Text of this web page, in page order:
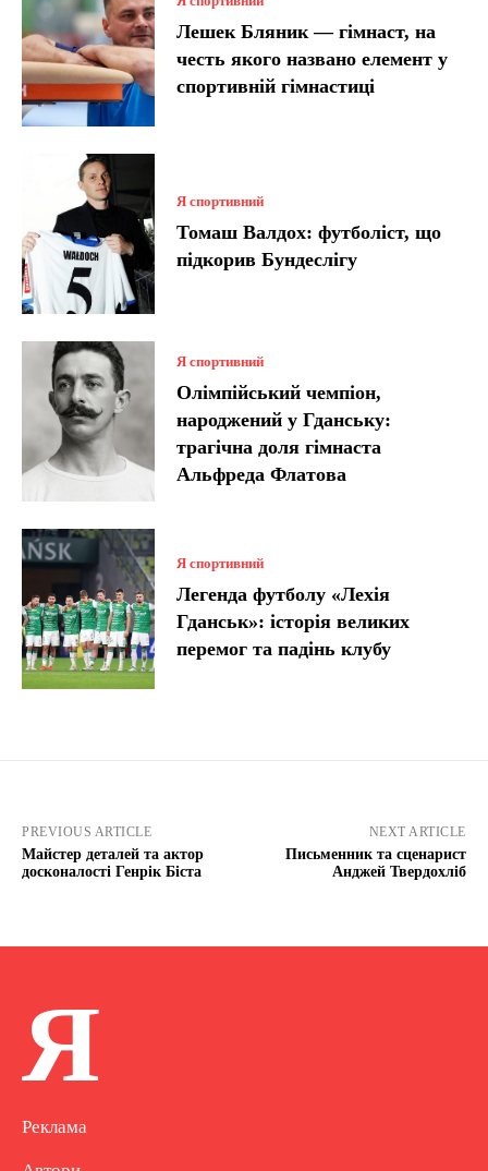
Лешек Бляник — гімнаст, на
честь якого названо елемент у
спортивній гімнастиці
Я спортивний
Томаш Валдох: футболіст, що
підкорив Бундеслігу
Я спортивний
Олімпійський чемпіон,
народжений у Гданську:
трагічна доля гімнаста
Альфреда Флатова
Я спортивний
Легенда футболу «Лехія
Гданськ»: історія великих
перемог та падінь клубу
PREVIOUS ARTICLE
Майстер деталей та актор
досконалості Генрік Біста
NEXT ARTICLE
Письменник та сценарист
Анджей Твердохліб
Я
Реклама